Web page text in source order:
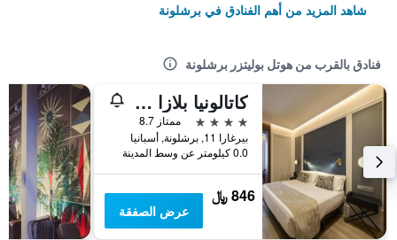
شاهد المزيد من أهم الفنادق في برشلونة
فنادق بالقرب من هوتل بوليتزر برشلونة
كاتالونيا بلازا كاتالونا
4 نجوم
ممتاز 8.7
بيرغارا 11, برشلونة, أسبانيا
0.0 كيلومتر عن وسط المدينة
846 ﷼
عرض الصفقة